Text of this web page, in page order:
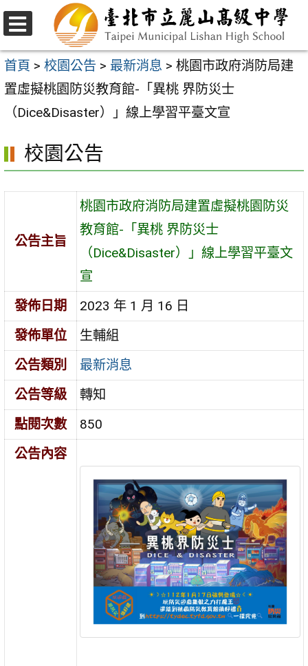
跳
至
主
要
區
選
單
首頁 > 校園公告 > 最新消息 > 桃園市政府消防局建
置虛擬桃園防災教育館-「異桃 界防災士
（Dice&Disaster）」線上學習平臺文宣
校園公告
公告主旨
桃園市政府消防局建置虛擬桃園防災
教育館-「異桃 界防災士
（Dice&Disaster）」線上學習平臺文
宣
發佈日期
2023 年 1 月 16 日
發佈單位
生輔組
公告類別
最新消息
公告等級
轉知
點閱次數
850
公告內容